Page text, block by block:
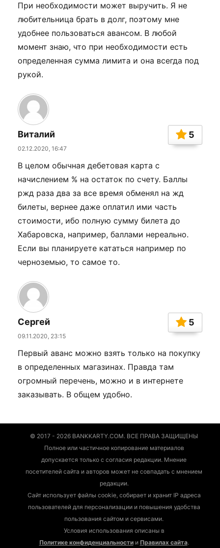
При необходимости может выручить. Я не
любительница брать в долг, поэтому мне
удобнее пользоваться авансом. В любой
момент знаю, что при необходимости есть
определенная сумма лимита и она всегда под
рукой.
Виталий
02.12.2020, 16:47
5
В целом обычная дебетовая карта с
начислением % на остаток по счету. Баллы
ржд раза два за все время обменял на жд
билеты, вернее даже оплатил ими часть
стоимости, ибо полную сумму билета до
Хабаровска, например, баллами нереально.
Если вы планируете кататься например по
черноземью, то самое то.
Сергей
09.11.2020, 23:15
5
Первый аванс можно взять только на покупку
в определенных магазинах. Правда там
огромный перечень, можно и в интернете
заказывать. В общем удобно.
© 2017 - 2026 BANKKARTY.COM. ВСЕ ПРАВА ЗАЩИЩЕНЫ
Полное или частичное копирование материалов
допускается только с согласия редакции. Мнение
посетителей сайта и авторов может не совпадать с мнением
редакции.
Сайт использует файлы cookie, собирает и хранит IP адреса
пользователей для персонализации и повышения удобства
пользования сайтом и сервисами.
Условия использования описаны в
Политике конфиденциальностии Правилах сайта.